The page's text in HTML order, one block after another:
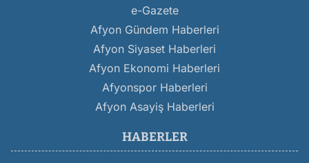
e-Gazete
Afyon Gündem Haberleri
Afyon Siyaset Haberleri
Afyon Ekonomi Haberleri
Afyonspor Haberleri
Afyon Asayiş Haberleri
HABERLER